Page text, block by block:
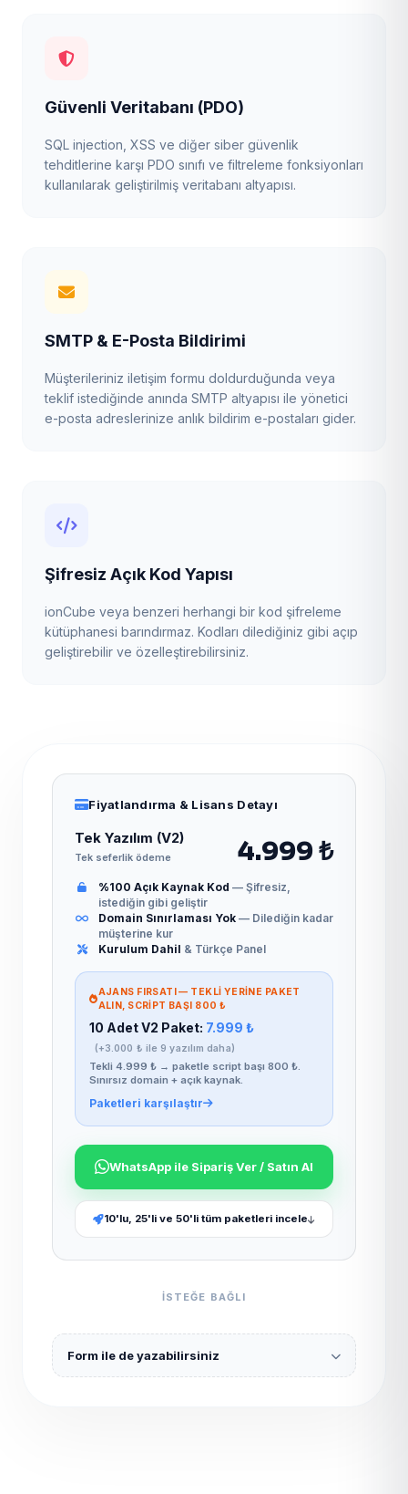
Güvenli Veritabanı (PDO)
SQL injection, XSS ve diğer siber güvenlik
tehditlerine karşı PDO sınıfı ve filtreleme fonksiyonları
kullanılarak geliştirilmiş veritabanı altyapısı.
SMTP & E-Posta Bildirimi
Müşterileriniz iletişim formu doldurduğunda veya
teklif istediğinde anında SMTP altyapısı ile yönetici
e-posta adreslerinize anlık bildirim e-postaları gider.
Şifresiz Açık Kod Yapısı
ionCube veya benzeri herhangi bir kod şifreleme
kütüphanesi barındırmaz. Kodları dilediğiniz gibi açıp
geliştirebilir ve özelleştirebilirsiniz.
Fiyatlandırma & Lisans Detayı
Tek Yazılım (V2)
Tek seferlik ödeme 4.999 ₺
%100 Açık Kaynak Kod — Şifresiz,
istediğin gibi geliştir
Domain Sınırlaması Yok— Dilediğin kadar
müşterine kur
Kurulum Dahil & Türkçe Panel
AJANS FIRSATI — TEKLI YERINE PAKET
ALIN, SCRIPT BAŞI 800 ₺
10 Adet V2 Paket: 7.999 ₺
(+3.000 ₺ ile 9 yazılım daha)
Tekli 4.999 ₺ → paketle script başı 800 ₺.
Sınırsız domain + açık kaynak.
Paketleri karşılaştır
WhatsApp ile Sipariş Ver / Satın Al
10'lu, 25'li ve 50'li tüm paketleri incele
ISTEĞE BAĞLI
Form ile de yazabilirsiniz